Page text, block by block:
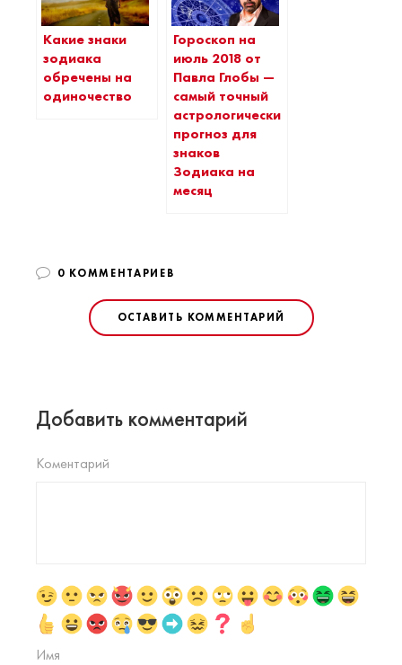
Какие знаки
зодиака
обречены на
одиночество
Гороскоп на
июль 2018 от
Павла Глобы —
самый точный
астрологический
прогноз для
знаков
Зодиака на
месяц
0 КОММЕНТАРИЕВ
ОСТАВИТЬ КОММЕНТАРИЙ
Добавить комментарий
Коментарий
Имя